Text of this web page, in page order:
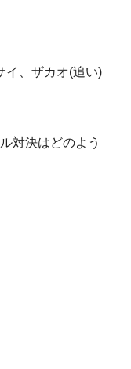
イ、ザカオ(追い)
対決はどのよう